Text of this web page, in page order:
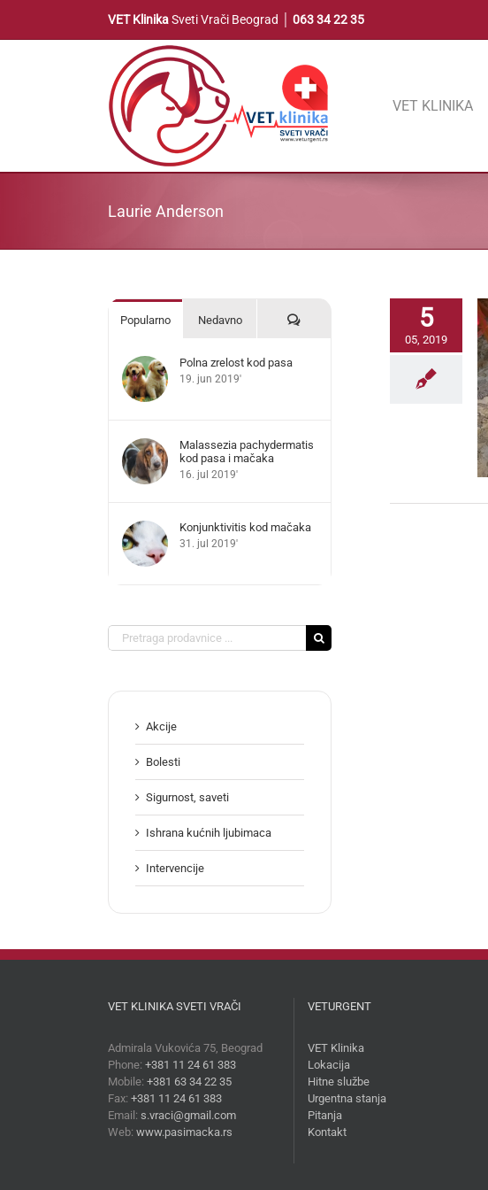
content
VET KlinikaSveti Vrači Beograd │ 063 34 22 35
VET KLINIKA
Laurie Anderson
5
05, 2019
Popularno Nedavno Komentari
Polna zrelost kod pasa
19. jun 2019'
Malassezia pachydermatis
kod pasa i mačaka
16. jul 2019'
Konjunktivitis kod mačaka
31. jul 2019'
Search
for:
Akcije
Bolesti
Sigurnost, saveti
Ishrana kućnih ljubimaca
Intervencije
VET KLINIKA SVETI VRAČI
Admirala Vukovića 75, Beograd
Phone: +381 11 24 61 383
Mobile: +381 63 34 22 35
Fax: +381 11 24 61 383
Email: s.vraci@gmail.com
Web: www.pasimacka.rs
VETURGENT
VET Klinika
Lokacija
Hitne službe
Urgentna stanja
Pitanja
Kontakt